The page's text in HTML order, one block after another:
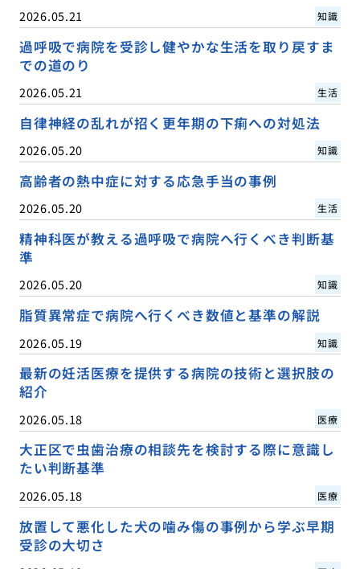
2026.05.21 知識
過呼吸で病院を受診し健やかな生活を取り戻すま
での道のり
2026.05.21 生活
自律神経の乱れが招く更年期の下痢への対処法
2026.05.20 知識
高齢者の熱中症に対する応急手当の事例
2026.05.20 生活
精神科医が教える過呼吸で病院へ行くべき判断基
準
2026.05.20 知識
脂質異常症で病院へ行くべき数値と基準の解説
2026.05.19 知識
最新の妊活医療を提供する病院の技術と選択肢の
紹介
2026.05.18 医療
大正区で虫歯治療の相談先を検討する際に意識し
たい判断基準
2026.05.18 医療
放置して悪化した犬の噛み傷の事例から学ぶ早期
受診の大切さ